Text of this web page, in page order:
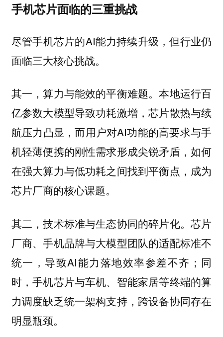
手机芯片面临的三重挑战
尽管手机芯片的AI能力持续升级，但行业仍
面临三大核心挑战。
其一，算力与能效的平衡难题。本地运行百
亿参数大模型导致功耗激增，芯片散热与续
航压力凸显，而用户对AI功能的高要求与手
机轻薄便携的刚性需求形成尖锐矛盾，如何
在强大算力与低功耗之间找到平衡点，成为
芯片厂商的核心课题。
其二，技术标准与生态协同的碎片化。 芯片
厂商、手机品牌与大模型团队的适配标准不
统一，导致AI能力落地效率参差不齐；同
时，手机芯片与车机、智能家居等终端的算
力调度缺乏统一架构支持，跨设备协同存在
明显瓶颈。